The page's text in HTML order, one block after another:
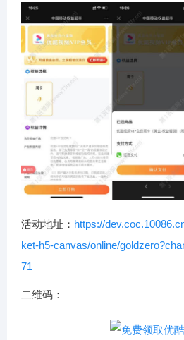
活动地址： https://
ket-h5-canvas/online/
71
二维码：